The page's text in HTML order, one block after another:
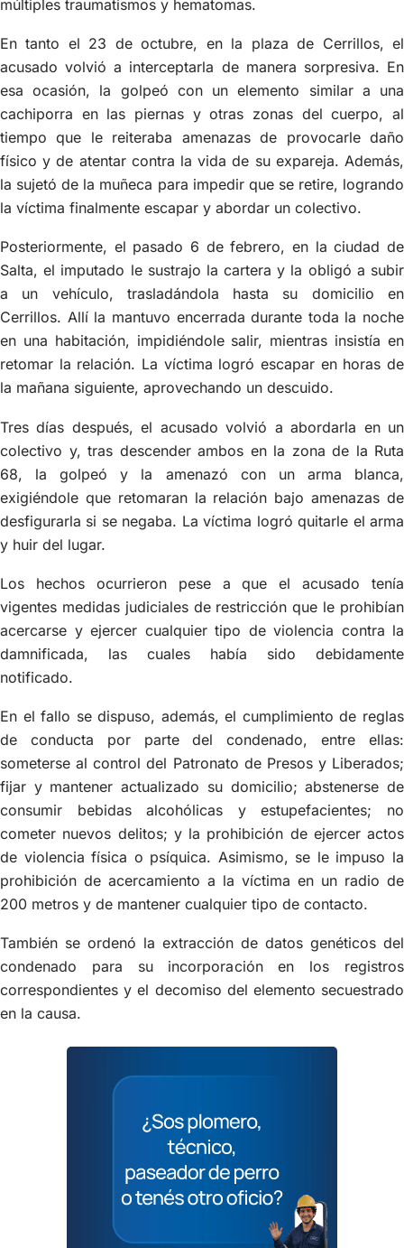
múltiples traumatismos y hematomas.
En tanto el 23 de octubre, en la plaza de Cerrillos, el
acusado volvió a interceptarla de manera sorpresiva. En
esa ocasión, la golpeó con un elemento similar a una
cachiporra en las piernas y otras zonas del cuerpo, al
tiempo que le reiteraba amenazas de provocarle daño
físico y de atentar contra la vida de su expareja. Además,
la sujetó de la muñeca para impedir que se retire, logrando
la víctima finalmente escapar y abordar un colectivo.
Posteriormente, el pasado 6 de febrero, en la ciudad de
Salta, el imputado le sustrajo la cartera y la obligó a subir
a un vehículo, trasladándola hasta su domicilio en
Cerrillos. Allí la mantuvo encerrada durante toda la noche
en una habitación, impidiéndole salir, mientras insistía en
retomar la relación. La víctima logró escapar en horas de
la mañana siguiente, aprovechando un descuido.
Tres días después, el acusado volvió a abordarla en un
colectivo y, tras descender ambos en la zona de la Ruta
68, la golpeó y la amenazó con un arma blanca,
exigiéndole que retomaran la relación bajo amenazas de
desfigurarla si se negaba. La víctima logró quitarle el arma
y huir del lugar.
Los hechos ocurrieron pese a que el acusado tenía
vigentes medidas judiciales de restricción que le prohibían
acercarse y ejercer cualquier tipo de violencia contra la
damnificada, las cuales había sido debidamente
notificado.
En el fallo se dispuso, además, el cumplimiento de reglas
de conducta por parte del condenado, entre ellas:
someterse al control del Patronato de Presos y Liberados;
fijar y mantener actualizado su domicilio; abstenerse de
consumir bebidas alcohólicas y estupefacientes; no
cometer nuevos delitos; y la prohibición de ejercer actos
de violencia física o psíquica. Asimismo, se le impuso la
prohibición de acercamiento a la víctima en un radio de
200 metros y de mantener cualquier tipo de contacto.
También se ordenó la extracción de datos genéticos del
condenado para su incorporación en los registros
correspondientes y el decomiso del elemento secuestrado
en la causa.